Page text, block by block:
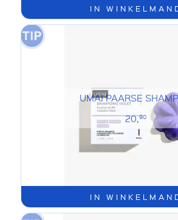
IN
IN
UMAÏ PAARSE
20,90